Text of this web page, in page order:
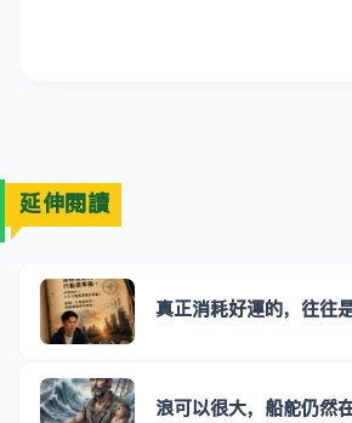
延伸閱讀
真正消耗好運的，往往
浪可以很大，船舵仍然